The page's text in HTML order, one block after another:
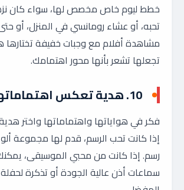
خطط ليوم خاص مخصص لها، سواء كان
تحبه، أو عشاء رومانسي في المنزل، أو
مشاهدة أفلام مع وجبات خفيفة
تجعلها تشعر بأنها محور اهتمامك.
10. هدية تعكس
فكر في هواياتها واهتماماتها واختر
إذا كانت تحب الرسم، قدم لها مجموعة
رسم. إذا كانت من محبي الموسيقى، يمكنك
سماعات أذن عالية الجودة أو تذكرة لحفلة